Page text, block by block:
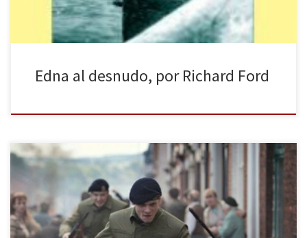
Edna al desnudo, por Richard Ford
Basta solo un instante para cruzar la frontera y ya se está en el otro
lado. Esto es lo que viene a ocurrir en el primer trabajo de este
realizador, podemos incluso encontrarnos al final de la